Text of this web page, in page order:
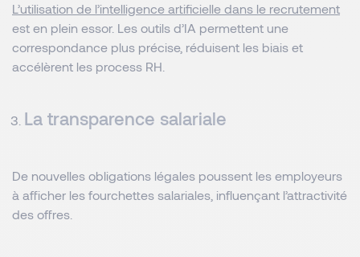
L’utilisation de l’intelligence artificielle dans le recrutement
est en plein essor. Les outils d’IA permettent une
correspondance plus précise, réduisent les biais et
accélèrent les process RH.
La transparence salariale
De nouvelles obligations légales poussent les employeurs
à afficher les fourchettes salariales, influençant l’attractivité
des offres.